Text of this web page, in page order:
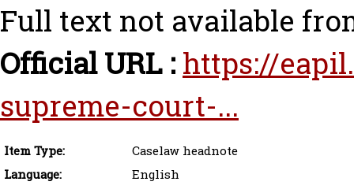
Full text not available
Official URL : https://
supreme-court-...
Item Type:
Caselaw headnote
Language:
English